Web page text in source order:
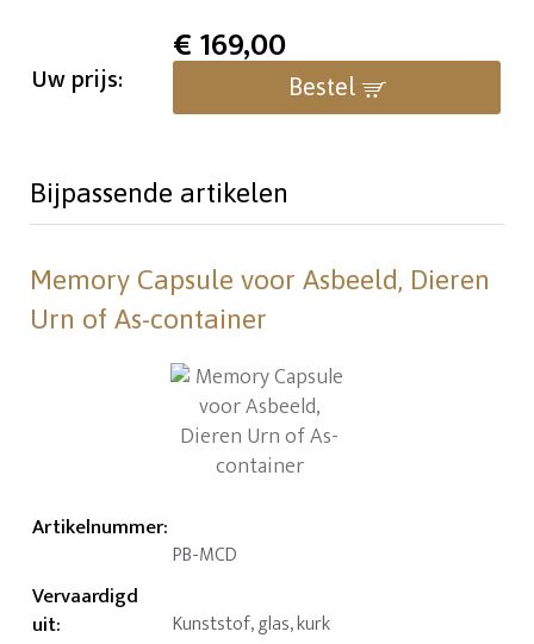
Uw prijs:
€169,00
Bestel
Bijpassende artikelen
Memory Capsule voor Asbeeld, Dieren
Urn of As-container
Artikelnummer:
PB-MCD
Vervaardigd
uit: Kunststof, glas, kurk